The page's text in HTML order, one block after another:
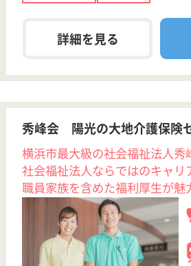
本町2-23-24
航空公園駅徒歩
看護, 介護付有
料老人ホーム
埼玉県の医療生協さいたま生活協同組合 ケアセンタ
い。
看護職 パート(日勤のみ)
給与
時給：1,800円〜
職種
看護職
給料多め 車通勤OK
育休・産休
駅徒歩10分以内
詳細を見る WEB問合せ